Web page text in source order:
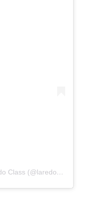
Una publicación compartida de Laredo Class (@laredoclass)